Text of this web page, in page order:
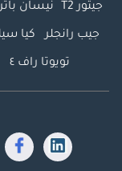
جيتور T2 نيسان
جيب رانجلر كيا
تويوتا راف ٤